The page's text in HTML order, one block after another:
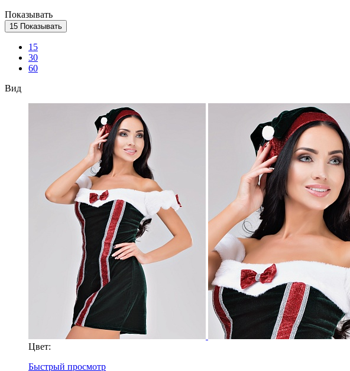
Показывать
15 Показывать
15
30
60
Вид
Цвет:
Быстрый просмотр